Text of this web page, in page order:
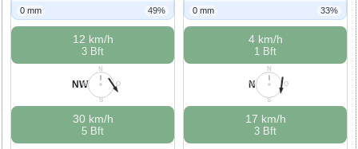
0 mm 49%
12 km/h
3 Bft
N
O
S
W
NW
30 km/h
5 Bft
0 mm 33%
4 km/h
1 Bft
N
O
S
W
N
17 km/h
3 Bft